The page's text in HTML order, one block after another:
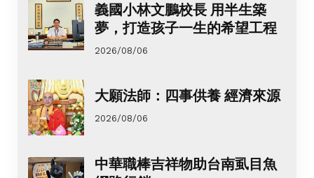
義國小林文鵬校長 用半生築
夢，打造孩子一生的希望工程
2026/08/06
大願法師：四事供養 經濟來源
2026/08/06
中華職棒吉祥物助台南虱目魚